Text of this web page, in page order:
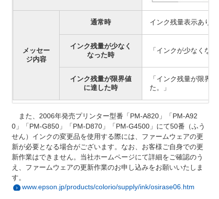
メッセー
ジ内容
通常時 インク残量表示あり
インク残量が少なく
なった時
「インクが少なくな
インク残量が限界値
に達した時
「インク残量が限界
た。」
また、2006年発売プリンター型番「PM-A820」「PM-A92
0」「PM-G850」「PM-D870」「PM-G4500」にて50番（ふう
せん）インクの変更品を使用する際には、ファームウェアの更
新が必要となる場合がございます。なお、お客様ご自身での更
新作業はできません。当社ホームページにて詳細をご確認のう
え、ファームウェアの更新作業のお申し込みをお願いいたしま
す。
www.epson.jp/products/colorio/supply/ink/osirase06.htm